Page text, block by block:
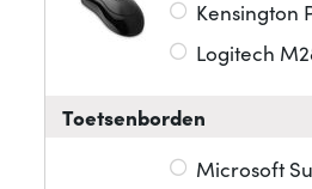
Kensington
Logitech
Toetsenborden
Microsoft